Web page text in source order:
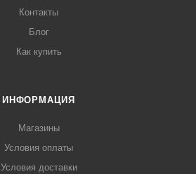
Контакты
Блог
Как купить
ИНФОРМАЦИЯ
Магазины
Условия оплаты
Условия доставки